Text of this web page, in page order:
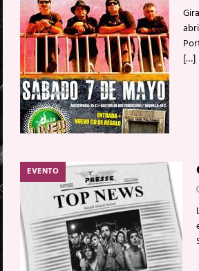
[…]
EVENTO